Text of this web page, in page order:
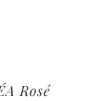
Rosé